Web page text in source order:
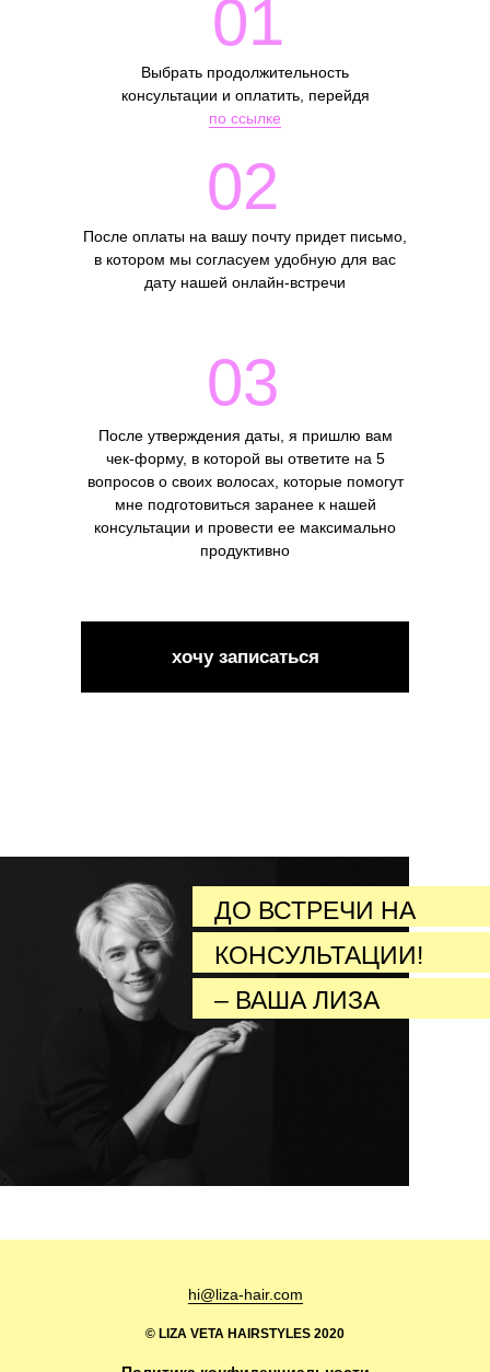
Выбрать продолжительность
консультации и оплатить, перейдя
по ссылке
01
02
После оплаты на вашу почту придет письмо,
в котором мы согласуем удобную для вас
дату нашей онлайн-встречи
После утверждения даты, я пришлю вам
чек-форму, в которой вы ответите на 5
вопросов о своих волосах, которые помогут
мне подготовиться заранее к нашей
консультации и провести ее максимально
продуктивно
03
хочу записаться
ДО ВСТРЕЧИ НА
КОНСУЛЬТАЦИИ!
– ВАША ЛИЗА
hi@liza-hair.com
© LIZA VETA HAIRSTYLES 2020